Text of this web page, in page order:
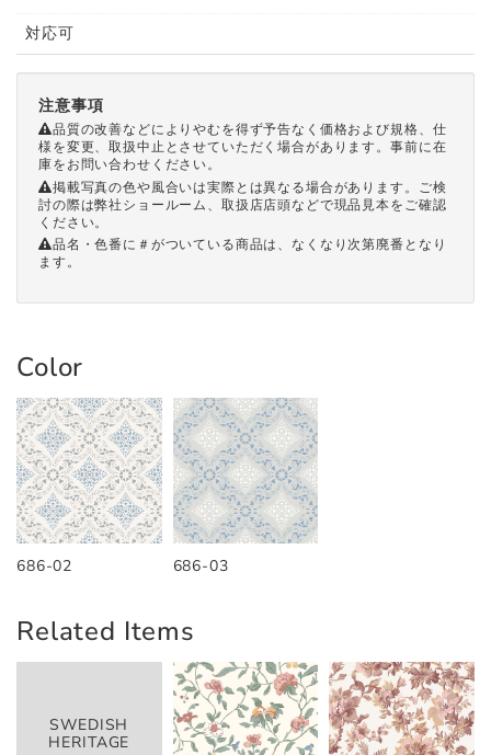
対応可
注意事項
品質の改善などによりやむを得ず予告なく価格および規格、仕
様を変更、取扱中止とさせていただく場合があります。事前に在
庫をお問い合わせください。
掲載写真の色や風合いは実際とは異なる場合があります。ご検
討の際は弊社ショールーム、取扱店店頭などで現品見本をご確認
ください。
品名・色番に＃がついている商品は、なくなり次第廃番となり
ます。
Color
686-02 686-03
Related Items
SWEDISH
HERITAGE